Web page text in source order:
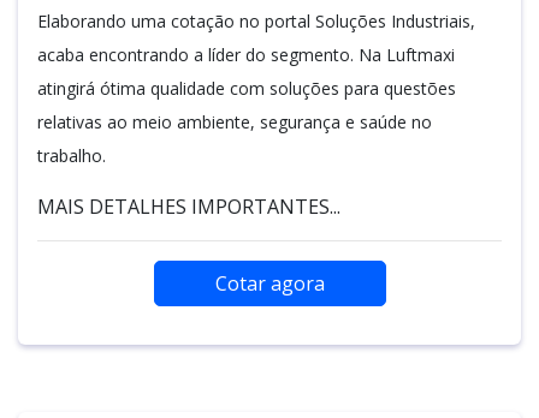
Elaborando uma cotação no portal Soluções Industriais,
acaba encontrando a líder do segmento. Na Luftmaxi
atingirá ótima qualidade com soluções para questões
relativas ao meio ambiente, segurança e saúde no
trabalho.
MAIS DETALHES IMPORTANTES...
Cotar agora